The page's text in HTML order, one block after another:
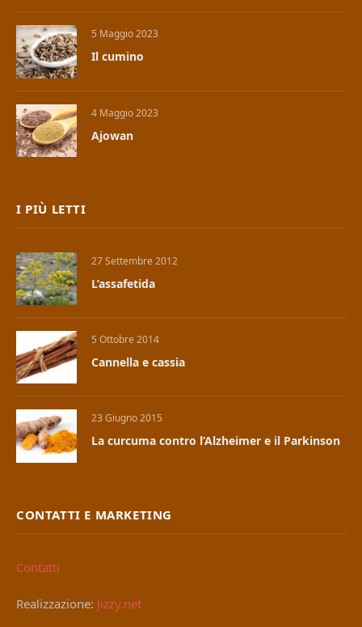
5 Maggio 2023
Il cumino
4 Maggio 2023
Ajowan
I PIÙ LETTI
27 Settembre 2012
L’assafetida
5 Ottobre 2014
Cannella e cassia
23 Giugno 2015
La curcuma contro l’Alzheimer e il Parkinson
CONTATTI E MARKETING
Contatti
Realizzazione: Jizzy.net